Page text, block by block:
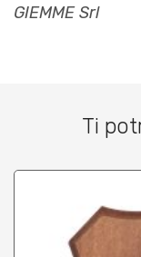
GIEMME Srl
Ti